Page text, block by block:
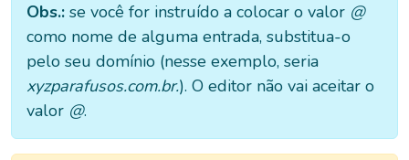
Obs.: se você for instruído a colocar o valor @
como nome de alguma entrada, substitua-o
pelo seu domínio (nesse exemplo, seria
xyzparafusos.com.br.). O editor não vai aceitar o
valor @.